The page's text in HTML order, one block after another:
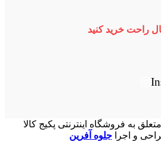
راحت خرید کنید
به فروشگاه اینترنتی پکیج کالا
و اجراجلوه آفرین